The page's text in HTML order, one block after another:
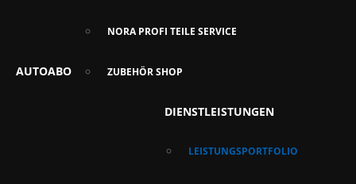
AUTOABO
NORA PROFI TEILE SERVICE
ZUBEHÖR SHOP
DIENSTLEISTUNGEN
LEISTUNGSPORTFOLIO